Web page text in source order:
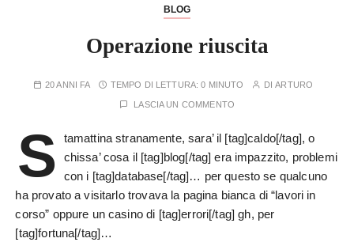
BLOG
Operazione riuscita
20 ANNI FA TEMPO DI LETTURA:0 MINUTO DIARTURO
LASCIA UN COMMENTO
S
tamattina stranamente, sara’ il [tag]caldo[/tag], o
chissa’ cosa il [tag]blog[/tag] era impazzito, problemi
con i [tag]database[/tag]… per questo se qualcuno
ha provato a visitarlo trovava la pagina bianca di “lavori in
corso” oppure un casino di [tag]errori[/tag] gh, per
[tag]fortuna[/tag]…